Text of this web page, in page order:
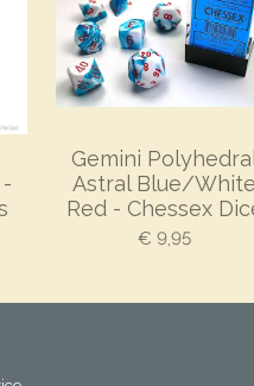
Gemini
Astral Blue/White
Red - Chessex
€ 9,95